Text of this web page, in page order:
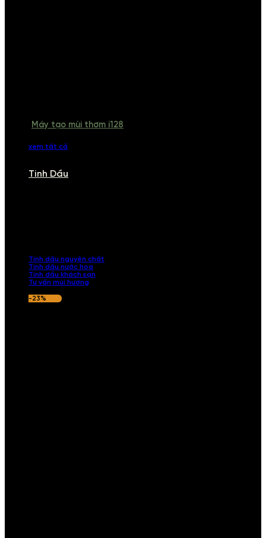
Máy tạo mùi thơm i128
xem tất cả
Tinh Dầu
Tinh dầu nguyên chất
Tinh dầu nước hoa
Tinh dầu khách sạn
Tư vấn mùi hương
-23%